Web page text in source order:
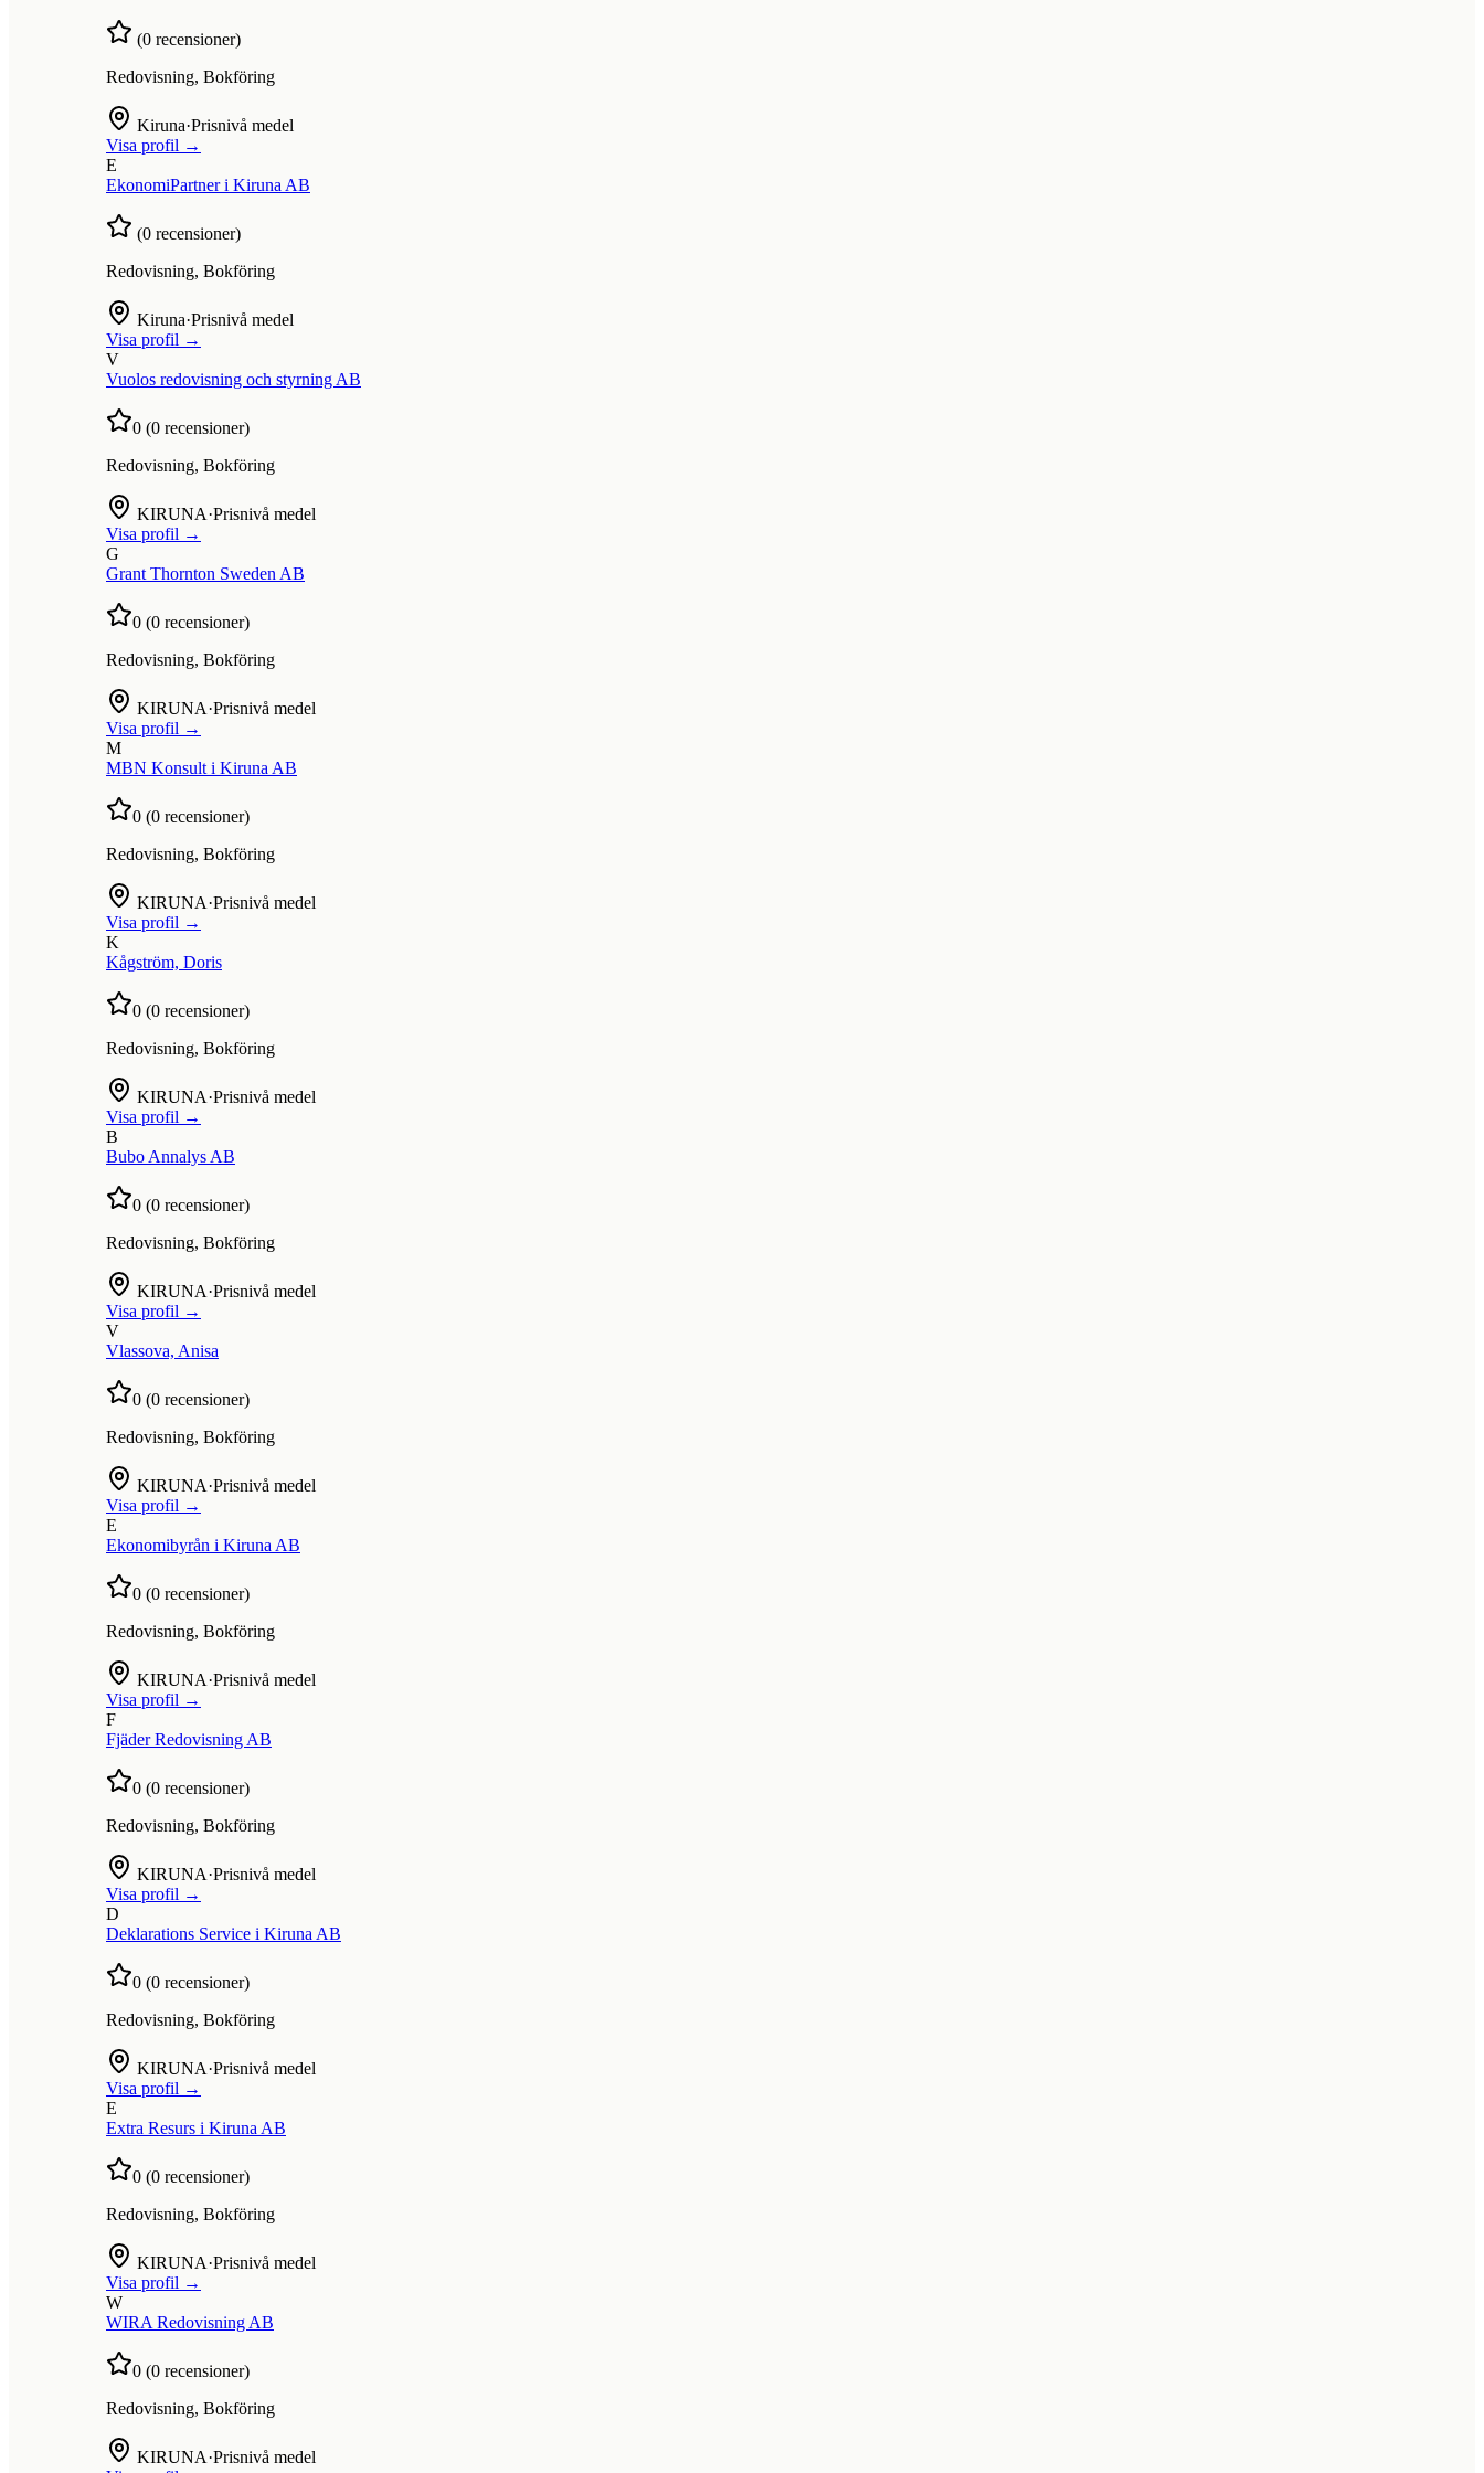
(0 recensioner)
Redovisning, Bokföring
Kiruna·Prisnivå medel
Visa profil →
E
EkonomiPartner i Kiruna AB
(0 recensioner)
Redovisning, Bokföring
Kiruna·Prisnivå medel
Visa profil →
V
Vuolos redovisning och styrning AB
0 (0 recensioner)
Redovisning, Bokföring
KIRUNA·Prisnivå medel
Visa profil →
G
Grant Thornton Sweden AB
0 (0 recensioner)
Redovisning, Bokföring
KIRUNA·Prisnivå medel
Visa profil →
M
MBN Konsult i Kiruna AB
0 (0 recensioner)
Redovisning, Bokföring
KIRUNA·Prisnivå medel
Visa profil →
K
Kågström, Doris
0 (0 recensioner)
Redovisning, Bokföring
KIRUNA·Prisnivå medel
Visa profil →
B
Bubo Annalys AB
0 (0 recensioner)
Redovisning, Bokföring
KIRUNA·Prisnivå medel
Visa profil →
V
Vlassova, Anisa
0 (0 recensioner)
Redovisning, Bokföring
KIRUNA·Prisnivå medel
Visa profil →
E
Ekonomibyrån i Kiruna AB
0 (0 recensioner)
Redovisning, Bokföring
KIRUNA·Prisnivå medel
Visa profil →
F
Fjäder Redovisning AB
0 (0 recensioner)
Redovisning, Bokföring
KIRUNA·Prisnivå medel
Visa profil →
D
Deklarations Service i Kiruna AB
0 (0 recensioner)
Redovisning, Bokföring
KIRUNA·Prisnivå medel
Visa profil →
E
Extra Resurs i Kiruna AB
0 (0 recensioner)
Redovisning, Bokföring
KIRUNA·Prisnivå medel
Visa profil →
W
WIRA Redovisning AB
0 (0 recensioner)
Redovisning, Bokföring
KIRUNA·Prisnivå medel